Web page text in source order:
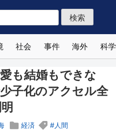
社会 事件 海外 科学
も結婚もできな
子化のアクセル全
経済 人間